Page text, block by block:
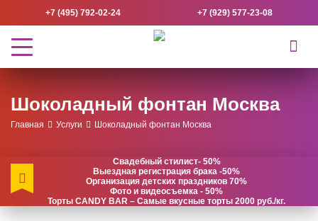
+7 (495) 792-02-24 +7 (929) 577-23-08
Шоколадный фонтан Москва
Главная Услуги Шоколадный фонтан Москва
Свадебный стилист- 50%
Выездная регистрация брака -50%
Организация детских праздников 70%
Фото и видеосъемка - 50%
Торты CANDY BAR – Самые вкусные торты 2000 руб./кг.